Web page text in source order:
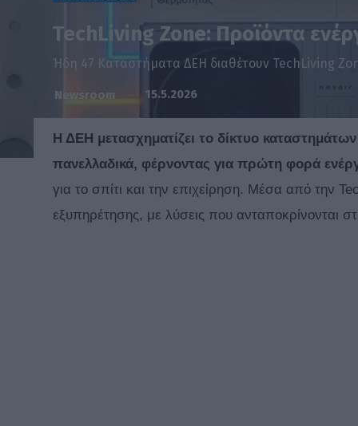
TechLiving Zone: Προϊόντα
Ήδη 47 Καταστήματα ΔΕΗ διαθέτουν TechLiving
Newsroom 15.5.2026
Η ΔΕΗ μετασχηματίζει το δίκτυο
πανελλαδικά, φέρνοντας για πρώτη φορά
για το σπίτι και την επιχείρηση. Μέσα από την
εξυπηρέτησης, με λύσεις που ανταποκρίνονται